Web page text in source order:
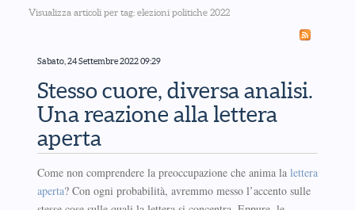
Visualizza articoli per tag: elezioni politiche 2022
Sabato, 24 Settembre 2022 09:29
Stesso cuore, diversa analisi.
Una reazione alla lettera
aperta
Come non comprendere la preoccupazione che anima la lettera
aperta? Con ogni probabilità, avremmo messo l’accento sulle